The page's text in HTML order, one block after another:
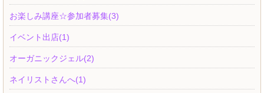
お楽しみ講座☆参加者募集(3)
イベント出店(1)
オーガニックジェル(2)
ネイリストさんへ(1)